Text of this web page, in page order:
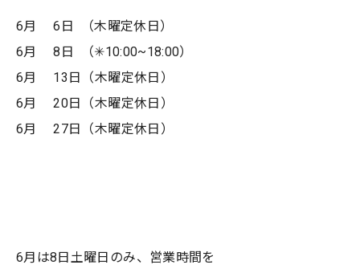
6月 6日 （木曜定休日）
6月 8日 （✳︎10:00~18:00）
6月 13日（木曜定休日）
6月 20日（木曜定休日）
6月 27日（木曜定休日）
6月は8日土曜日のみ、営業時間を